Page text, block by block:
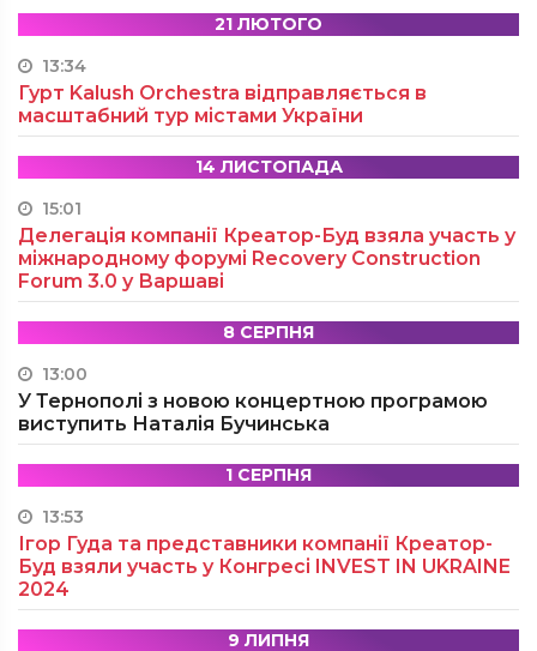
21 ЛЮТОГО
13:34
Гурт Kalush Orchestra відправляється в
масштабний тур містами України
14 ЛИСТОПАДА
15:01
Делегація компанії Креатор-Буд взяла участь у
міжнародному форумі Recovery Construction
Forum 3.0 у Варшаві
8 СЕРПНЯ
13:00
У Тернополі з новою концертною програмою
виступить Наталія Бучинська
1 СЕРПНЯ
13:53
Ігор Гуда та представники компанії Креатор-
Буд взяли участь у Конгресі INVEST IN UKRAINE
2024
9 ЛИПНЯ